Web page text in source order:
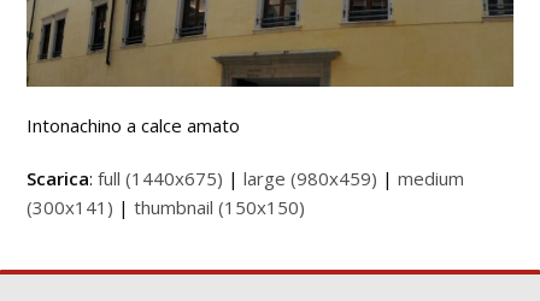
Intonachino a calce amato
Scarica:full (1440x675) |large (980x459) |medium
(300x141) |thumbnail (150x150)